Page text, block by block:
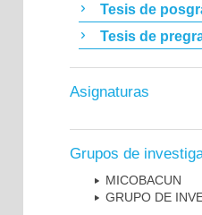
Tesis de
Tesis de
Asignaturas
Grupos de
MICOBAC­UN
GRUPO DE